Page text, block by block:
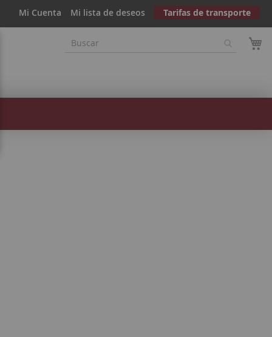
Mi Cuenta Mi lista de deseos Tarifas de transporte